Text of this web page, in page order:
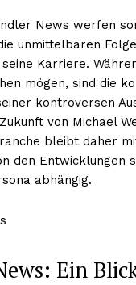
News werfen
unmittelbaren
Karriere.
mögen, sind die
kontroversen
von Michael
bleibt daher
den Entwicklungen
abhängig.
Ein